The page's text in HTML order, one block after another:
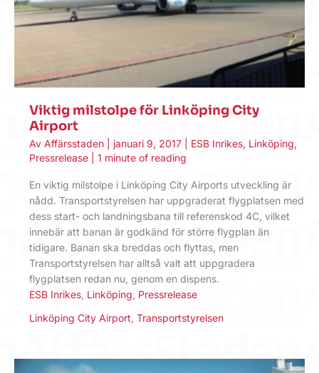
Viktig milstolpe för Linköping City
Airport
Av Affärsstaden januari 9, 2017 ESB Inrikes, Linköping,
Pressrelease
1 minute of reading
En viktig milstolpe i Linköping City Airports utveckling är
nådd. Transportstyrelsen har uppgraderat flygplatsen med
dess start- och landningsbana till referenskod 4C, vilket
innebär att banan är godkänd för större flygplan än
tidigare. Banan ska breddas och flyttas, men
Transportstyrelsen har alltså valt att uppgradera
flygplatsen redan nu, genom en dispens.
ESB Inrikes Linköping Pressrelease
Linköping City Airport Transportstyrelsen